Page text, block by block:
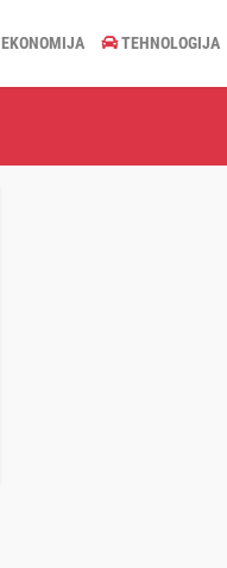
EKONOMIJA TEHNOLOGIJA